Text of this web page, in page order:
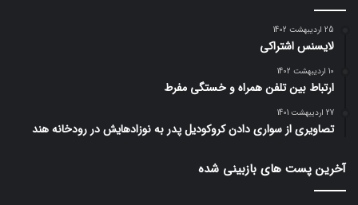
25 اردیبهشت 1402
لایسنس اشتراکی
10 اردیبهشت 1402
ارتباط بین تلفن همراه و خستگی مفرط
27 اردیبهشت 1401
تصاویری از سواری دادن کروکودیل پدر به نوزادهایش در رودخانه هند
آخرین پست های بازبینی شده